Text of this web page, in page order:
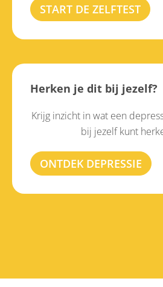
START DE ZELFTEST
Herken je dit bij jezelf?
Krijg inzicht in wat een
bij jezelf kunt
ONTDEK DEPRESSIE